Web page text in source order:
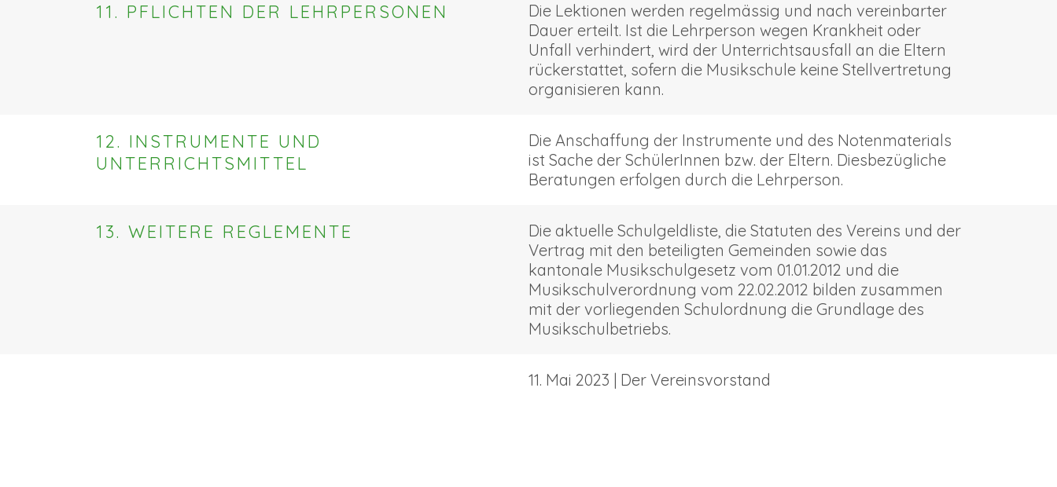
11. PFLICHTEN DER LEHRPERSONEN
Die Lektionen werden regelmässig und nach vereinbarter
Dauer erteilt. Ist die Lehrperson wegen Krankheit oder
Unfall verhindert, wird der Unterrichtsausfall an die Eltern
rückerstattet, sofern die Musikschule keine Stellvertretung
organisieren kann.
12. INSTRUMENTE UND
UNTERRICHTSMITTEL
Die Anschaffung der Instrumente und des Notenmaterials
ist Sache der SchülerInnen bzw. der Eltern. Diesbezügliche
Beratungen erfolgen durch die Lehrperson.
13. WEITERE REGLEMENTE
Die aktuelle Schulgeldliste, die Statuten des Vereins und der
Vertrag mit den beteiligten Gemeinden sowie das
kantonale Musikschulgesetz vom 01.01.2012 und die
Musikschulverordnung vom 22.02.2012 bilden zusammen
mit der vorliegenden Schulordnung die Grundlage des
Musikschulbetriebs.
11. Mai 2023 | Der Vereinsvorstand